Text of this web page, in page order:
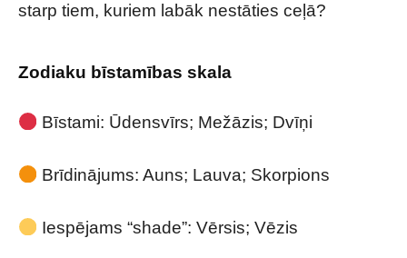
starp tiem, kuriem labāk nestāties ceļā?
Zodiaku bīstamības skala
Bīstami: Ūdensvīrs; Mežāzis; Dvīņi
Brīdinājums: Auns; Lauva; Skorpions
Iespējams “shade”: Vērsis; Vēzis